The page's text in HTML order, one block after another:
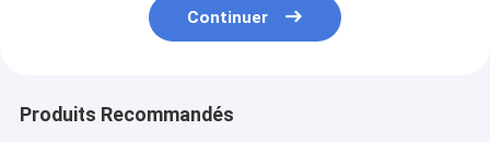
Continuer
Produits Recommandés